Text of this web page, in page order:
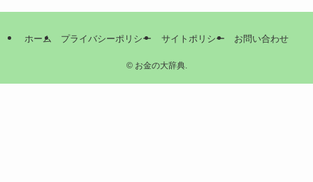
ホーム プライバシーポリシー サイトポリシー お問い合わせ
©お金の大辞典.